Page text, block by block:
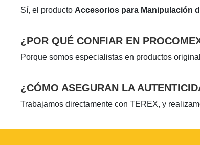
Sí, el producto Accesorios para Manipulación
¿POR QUÉ CONFIAR EN
Porque somos especialistas en productos
¿CÓMO ASEGURAN LA
Trabajamos directamente con TEREX, y